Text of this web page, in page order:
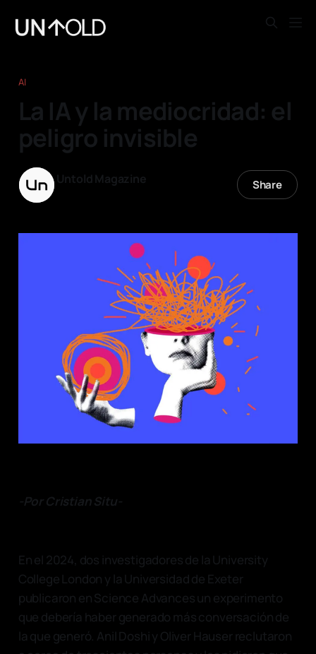
AI
La IA y la mediocridad: el
peligro invisible
Untold Magazine Share
-Por Cristian Situ-
En el 2024, dos investigadores de la University
College London y la Universidad de Exeter
publicaron en Science Advances un experimento
que debería haber generado más conversación de
la que generó. Anil Doshi y Oliver Hauser reclutaron